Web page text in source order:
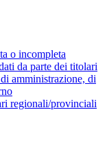
o incompleta
da parte dei titolari
amministrazione, di
regionali/provinciali